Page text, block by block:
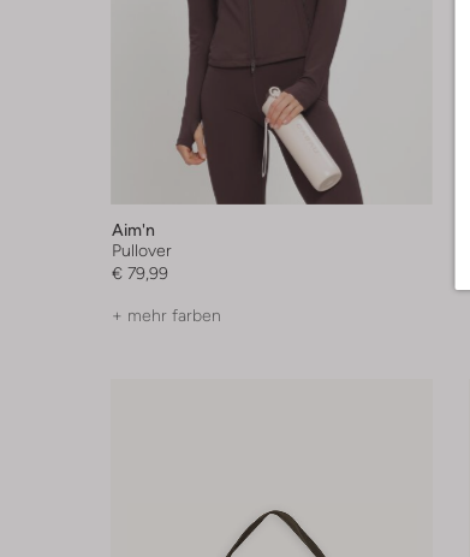
Aim'n
Pullover
€ 79,99
+ mehr farben